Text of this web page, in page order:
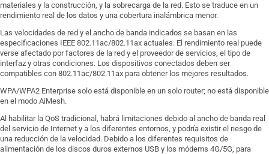
materiales y la construcción, y la sobrecarga de la red. Esto se traduce en un
rendimiento real de los datos y una cobertura inalámbrica menor.
Las velocidades de red y el ancho de banda indicados se basan en las
especificaciones IEEE 802.11ac/802.11ax actuales. El rendimiento real puede
verse afectado por factores de la red y el proveedor de servicios, el tipo de
interfaz y otras condiciones. Los dispositivos conectados deben ser
compatibles con 802.11ac/802.11ax para obtener los mejores resultados.
WPA/WPA2 Enterprise solo está disponible en un solo router; no está disponible
en el modo AiMesh.
Al habilitar la QoS tradicional, habrá limitaciones debido al ancho de banda real
del servicio de Internet y a los diferentes entornos, y podría existir el riesgo de
una reducción de la velocidad. Debido a los diferentes requisitos de
alimentación de los discos duros externos USB y los módems 4G/5G, para